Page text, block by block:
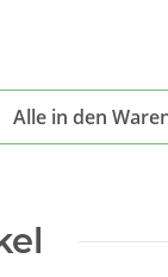
Alle in den